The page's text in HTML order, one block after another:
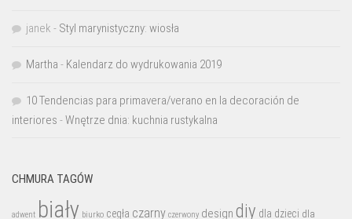
janek - Styl marynistyczny: wiosła
Martha - Kalendarz do wydrukowania 2019
10 Tendencias para primavera/verano en la decoración de
interiores -Wnętrze dnia: kuchnia rustykalna
CHMURA TAGÓW
adwent biały biurko cegła czarny czerwony design diy dla dzieci dla